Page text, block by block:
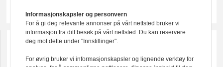
Informasjonskapsler og personvern
For å gi deg relevante annonser på vårt nettsted bruker vi
informasjon fra ditt besøk på vårt nettsted. Du kan reservere
deg mot dette under "Innstillinger".
For øvrig bruker vi informasjonskapsler og lignende verktøy for